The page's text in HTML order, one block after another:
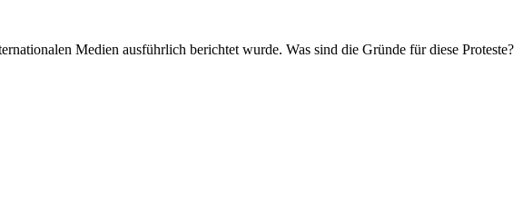
Medien ausführlich berichtet wurde. Was sind die Gründe für diese Proteste?